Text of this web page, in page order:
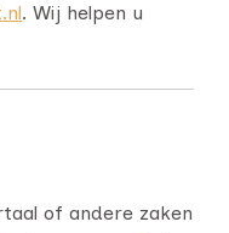
. Wij helpen u
of andere zaken